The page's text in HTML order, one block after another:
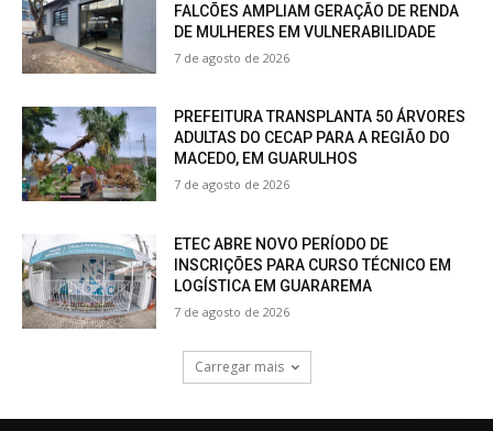
FALCÕES AMPLIAM GERAÇÃO DE RENDA
DE MULHERES EM VULNERABILIDADE
7 de agosto de 2026
PREFEITURA TRANSPLANTA 50 ÁRVORES
ADULTAS DO CECAP PARA A REGIÃO DO
MACEDO, EM GUARULHOS
7 de agosto de 2026
ETEC ABRE NOVO PERÍODO DE
INSCRIÇÕES PARA CURSO TÉCNICO EM
LOGÍSTICA EM GUARAREMA
7 de agosto de 2026
Carregar mais